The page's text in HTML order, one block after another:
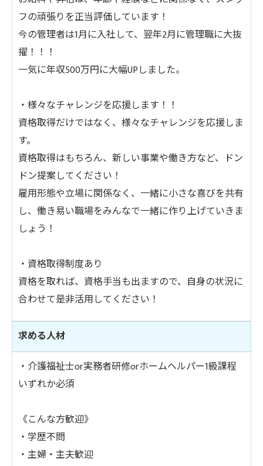
フの頑張りを正当評価しています！
今の管理者は1月に入社して、翌年2月に管理職に大抜
擢！！！
一気に年収500万円に大幅UPしました。
・様々なチャレンジを応援します！！
資格取得だけではなく、様々なチャレンジを応援しま
す。
資格取得はもちろん、新しい事業や働き方など、ドン
ドン提案してください！
雇用形態や立場に関係なく、一緒に小さな喜びを共有
し、働き易い職場をみんなで一緒に作り上げていきま
しょう！
・資格取得制度あり
資格を取れば、資格手当も出ますので、自身の状況に
合わせて是非活用してください！
求める人材
・介護福祉士or実務者研修orホームヘルパー1級課程
いずれか必須
《こんな方歓迎》
・学歴不問
・主婦・主夫歓迎